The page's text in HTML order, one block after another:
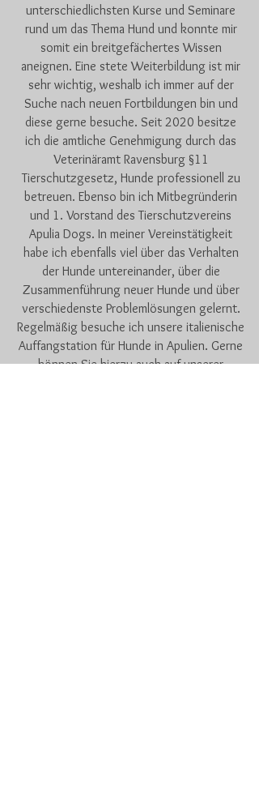
unterschiedlichsten Kurse und Seminare
rund um das Thema Hund und konnte mir
somit ein breitgefächertes Wissen
aneignen. Eine stete Weiterbildung ist mir
sehr wichtig, weshalb ich immer auf der
Suche nach neuen Fortbildungen bin und
diese gerne besuche. Seit 2020 besitze
ich die amtliche Genehmigung durch das
Veterinäramt Ravensburg §11
Tierschutzgesetz, Hunde professionell zu
betreuen. Ebenso bin ich Mitbegründerin
und 1. Vorstand des Tierschutzvereins
Apulia Dogs. In meiner Vereinstätigkeit
habe ich ebenfalls viel über das Verhalten
der Hunde untereinander, über die
Zusammenführung neuer Hunde und über
verschiedenste Problemlösungen gelernt.
Regelmäßig besuche ich unsere italienische
Auffangstation für Hunde in Apulien. Gerne
können Sie hierzu auch auf unserer